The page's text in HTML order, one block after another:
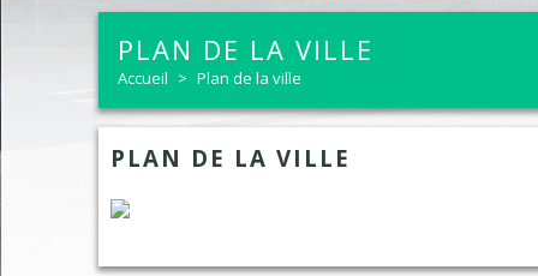
Finances
Liste des délibérations du Conseil
Bulletin Chantraine Echo
Élus
Le Pacs
Demande de carte
PLAN DE LA VILLE
Accueil > Plan de la ville
PLAN DE LA VILLE